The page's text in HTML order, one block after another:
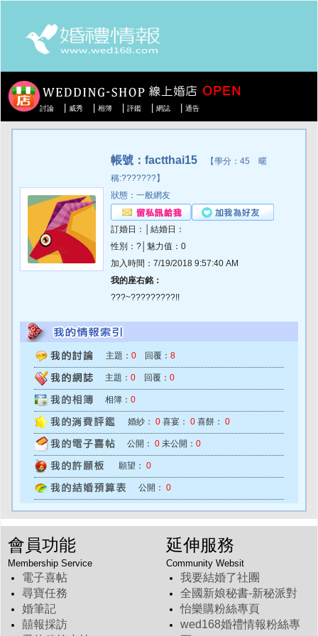
討論 威秀 相簿 評鑑 網誌 通告
帳號：factthai15 【學分：45 暱
稱:???????】
狀態：一般網友
訂婚日：│結婚日：
性別：?│魅力值：0
加入時間：7/19/2018 9:57:40 AM
我的座右銘：
???~?????????!!
主題： 0 回覆： 8
主題： 0 回覆： 0
相簿： 0
婚紗： 0 喜宴： 0 喜餅： 0
公開： 0 未公開： 0
願望： 0
公開： 0
會員功能
Membership Service
電子喜帖
尋寶任務
婚筆記
囍報採訪
延伸服務
Community Websit
我要結婚了社團
全國新娘秘書-新秘派對
怡樂購粉絲專頁
wed168婚禮情報粉絲專